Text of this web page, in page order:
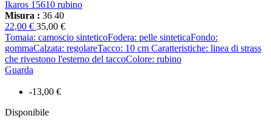
-13,00 €
Disponibile
Ikaros 15610 rubino
Misura : 36 40
22,00 € 35,00 €
Tomaia: camoscio sinteticoFodera: pelle sinteticaFondo:
gommaCalzata: regolareTacco: 10 cm Caratteristiche: linea di strass
che rivestono l'esterno del taccoColore: rubino
Guarda